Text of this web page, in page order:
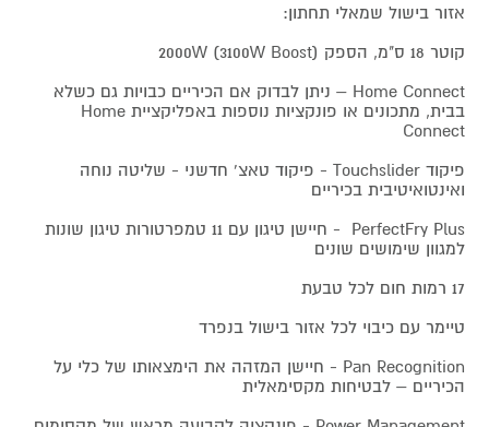
אזור בישול שמאלי תחתון:
קוטר 18 ס"מ, הספק 2000W (3100W Boost)
Home Connect – ניתן לבדוק אם הכיריים כבויות גם כשלא
בבית, מתכונים או פונקציות נוספות באפליקציית Home
Connect
פיקוד Touchslider - פיקוד טאצ' חדשני - שליטה נוחה
ואינטואיטיבית בכיריים
PerfectFry Plus - חיישן טיגון עם 11 טמפרטורות טיגון שונות
למגוון שימושים שונים
17 רמות חום לכל טבעת
טיימר עם כיבוי לכל אזור בישול בנפרד
Pan Recognition - חיישן המזהה את הימצאותו של כלי על
הכיריים – לבטיחות מקסימאלית